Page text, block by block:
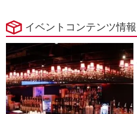
イベントコンテンツ情報